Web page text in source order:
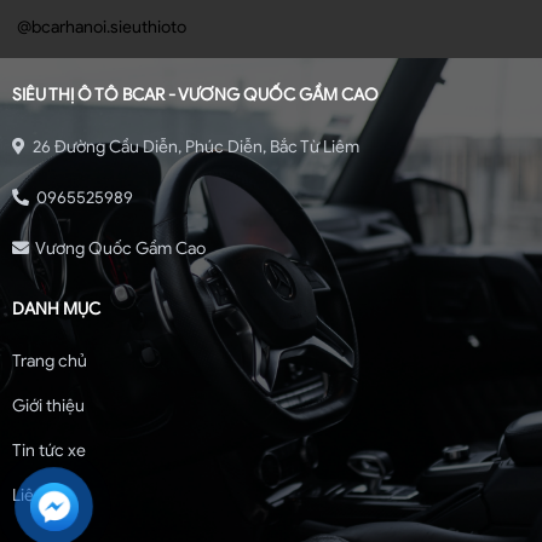
@bcarhanoi.sieuthioto
SIÊU THỊ Ô TÔ BCAR - VƯƠNG QUỐC GẦM CAO
26 Đường Cầu Diễn, Phúc Diễn, Bắc Từ Liêm
0965525989
Vương Quốc Gầm Cao
DANH MỤC
Trang chủ
Giới thiệu
Tin tức xe
Liên hệ